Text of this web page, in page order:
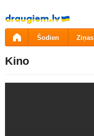
Pāriet
uz
saturu
Šodien Ziņas
Kino